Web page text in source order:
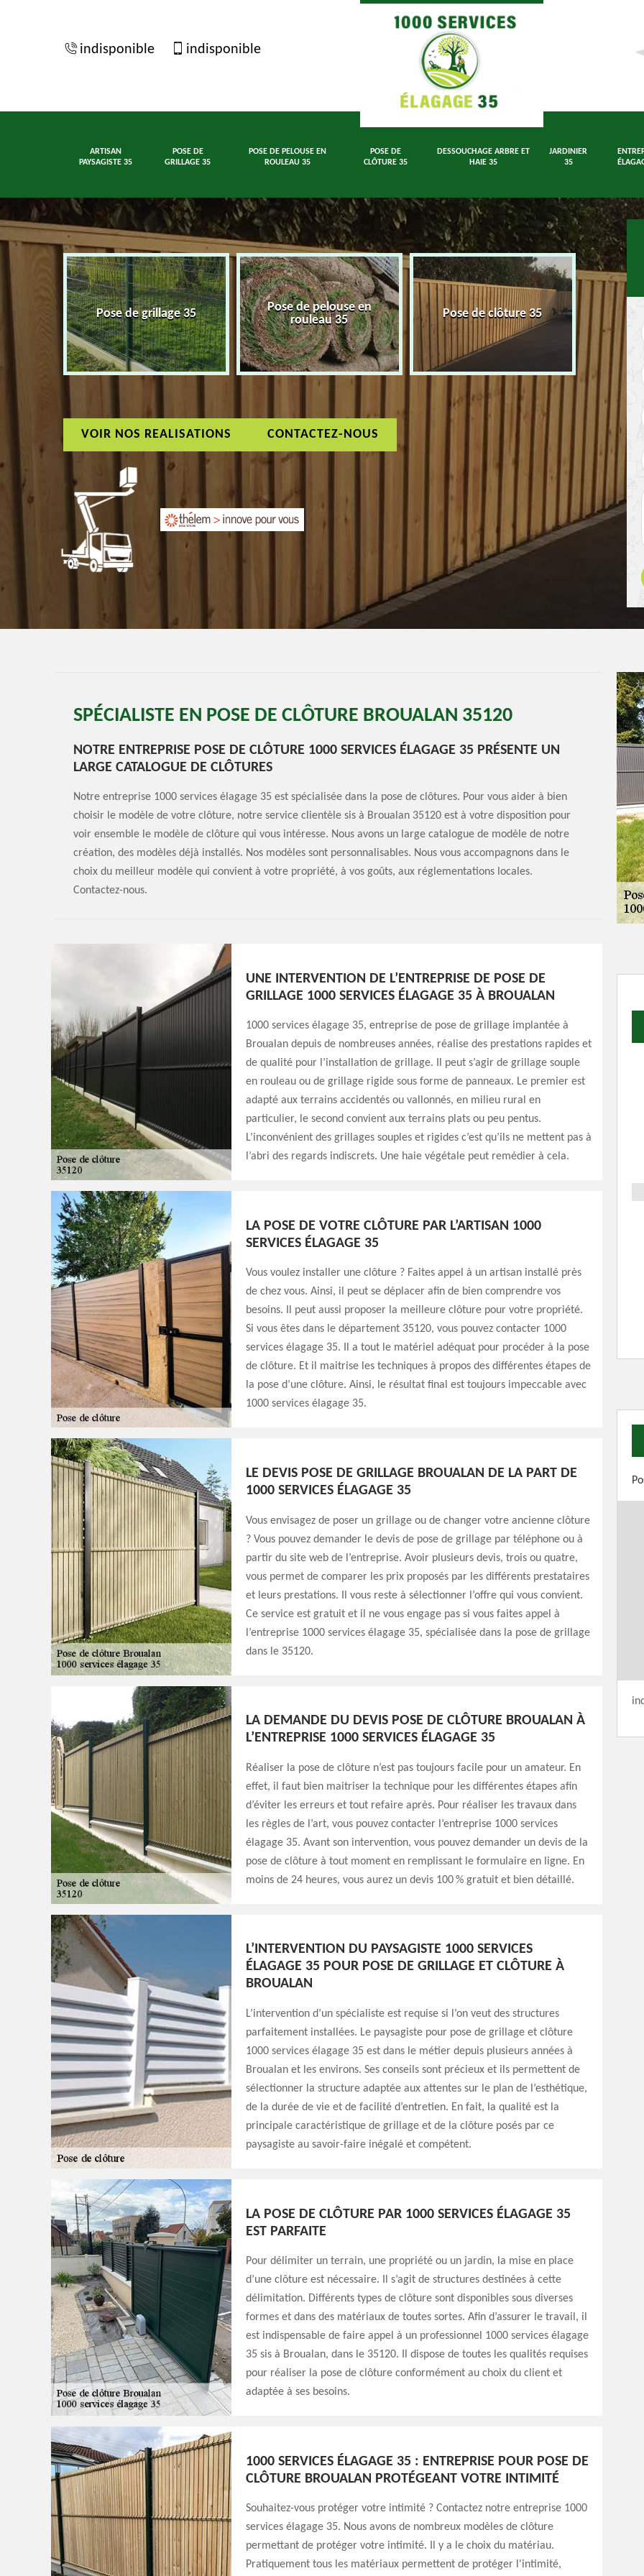
indisponible indisponible
ARTISAN
PAYSAGISTE 35
POSE DE
GRILLAGE 35
POSE DE PELOUSE EN
ROULEAU 35
POSE DE
CLÔTURE 35
DESSOUCHAGE ARBRE ET
HAIE 35
JARDINIER
35
Pose de grillage 35
Pose de pelouse en
rouleau 35
Pose de clôture 35
VOIR NOS REALISATIONS CONTACTEZ-NOUS
SPÉCIALISTE EN POSE DE CLÔTURE BROUALAN 35120
NOTRE ENTREPRISE POSE DE CLÔTURE 1000 SERVICES ÉLAGAGE 35 PRÉSENTE UN
LARGE CATALOGUE DE CLÔTURES
Notre entreprise 1000 services élagage 35 est spécialisée dans la pose de clôtures. Pour vous aider à bien
choisir le modèle de votre clôture, notre service clientèle sis à Broualan 35120 est à votre disposition pour
voir ensemble le modèle de clôture qui vous intéresse. Nous avons un large catalogue de modèle de notre
création, des modèles déjà installés. Nos modèles sont personnalisables. Nous vous accompagnons dans le
choix du meilleur modèle qui convient à votre propriété, à vos goûts, aux réglementations locales.
Contactez-nous.
UNE INTERVENTION DE L’ENTREPRISE DE POSE DE
GRILLAGE 1000 SERVICES ÉLAGAGE 35 À BROUALAN
1000 services élagage 35, entreprise de pose de grillage implantée à
Broualan depuis de nombreuses années, réalise des prestations rapides et
de qualité pour l’installation de grillage. Il peut s’agir de grillage souple
en rouleau ou de grillage rigide sous forme de panneaux. Le premier est
adapté aux terrains accidentés ou vallonnés, en milieu rural en
particulier, le second convient aux terrains plats ou peu pentus.
L’inconvénient des grillages souples et rigides c’est qu’ils ne mettent pas à
l’abri des regards indiscrets. Une haie végétale peut remédier à cela.
LA POSE DE VOTRE CLÔTURE PAR L’ARTISAN 1000
SERVICES ÉLAGAGE 35
Vous voulez installer une clôture ? Faites appel à un artisan installé près
de chez vous. Ainsi, il peut se déplacer afin de bien comprendre vos
besoins. Il peut aussi proposer la meilleure clôture pour votre propriété.
Si vous êtes dans le département 35120, vous pouvez contacter 1000
services élagage 35. Il a tout le matériel adéquat pour procéder à la pose
de clôture. Et il maitrise les techniques à propos des différentes étapes de
la pose d’une clôture. Ainsi, le résultat final est toujours impeccable avec
1000 services élagage 35.
LE DEVIS POSE DE GRILLAGE BROUALAN DE LA PART DE
1000 SERVICES ÉLAGAGE 35
Vous envisagez de poser un grillage ou de changer votre ancienne clôture
? Vous pouvez demander le devis de pose de grillage par téléphone ou à
partir du site web de l’entreprise. Avoir plusieurs devis, trois ou quatre,
vous permet de comparer les prix proposés par les différents prestataires
et leurs prestations. Il vous reste à sélectionner l’offre qui vous convient.
Ce service est gratuit et il ne vous engage pas si vous faites appel à
l’entreprise 1000 services élagage 35, spécialisée dans la pose de grillage
dans le 35120.
LA DEMANDE DU DEVIS POSE DE CLÔTURE BROUALAN À
L’ENTREPRISE 1000 SERVICES ÉLAGAGE 35
Réaliser la pose de clôture n’est pas toujours facile pour un amateur. En
effet, il faut bien maitriser la technique pour les différentes étapes afin
d’éviter les erreurs et tout refaire après. Pour réaliser les travaux dans
les règles de l’art, vous pouvez contacter l’entreprise 1000 services
élagage 35. Avant son intervention, vous pouvez demander un devis de la
pose de clôture à tout moment en remplissant le formulaire en ligne. En
moins de 24 heures, vous aurez un devis 100 % gratuit et bien détaillé.
L’INTERVENTION DU PAYSAGISTE 1000 SERVICES
ÉLAGAGE 35 POUR POSE DE GRILLAGE ET CLÔTURE À
BROUALAN
L’intervention d’un spécialiste est requise si l’on veut des structures
parfaitement installées. Le paysagiste pour pose de grillage et clôture
1000 services élagage 35 est dans le métier depuis plusieurs années à
Broualan et les environs. Ses conseils sont précieux et ils permettent de
sélectionner la structure adaptée aux attentes sur le plan de l’esthétique,
de la durée de vie et de facilité d’entretien. En fait, la qualité est la
principale caractéristique de grillage et de la clôture posés par ce
paysagiste au savoir-faire inégalé et compétent.
LA POSE DE CLÔTURE PAR 1000 SERVICES ÉLAGAGE 35
EST PARFAITE
Pour délimiter un terrain, une propriété ou un jardin, la mise en place
d’une clôture est nécessaire. Il s’agit de structures destinées à cette
délimitation. Différents types de clôture sont disponibles sous diverses
formes et dans des matériaux de toutes sortes. Afin d’assurer le travail, il
est indispensable de faire appel à un professionnel 1000 services élagage
35 sis à Broualan, dans le 35120. Il dispose de toutes les qualités requises
pour réaliser la pose de clôture conformément au choix du client et
adaptée à ses besoins.
1000 SERVICES ÉLAGAGE 35 : ENTREPRISE POUR POSE DE
CLÔTURE BROUALAN PROTÉGEANT VOTRE INTIMITÉ
Souhaitez-vous protéger votre intimité ? Contactez notre entreprise 1000
services élagage 35. Nous avons de nombreux modèles de clôture
permettant de protéger votre intimité. Il y a le choix du matériau.
Pratiquement tous les matériaux permettent de protéger l'intimité,